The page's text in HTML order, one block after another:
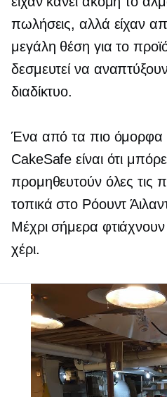
πωλήσεις, αλλά είχαν
μεγάλη θέση για το
δεσμευτεί να
διαδίκτυο.
Ένα από τα πιο όμορφα
CakeSafe είναι ότι
προμηθευτούν όλες τις
τοπικά στο Ρόουντ
Μέχρι σήμερα
χέρι.